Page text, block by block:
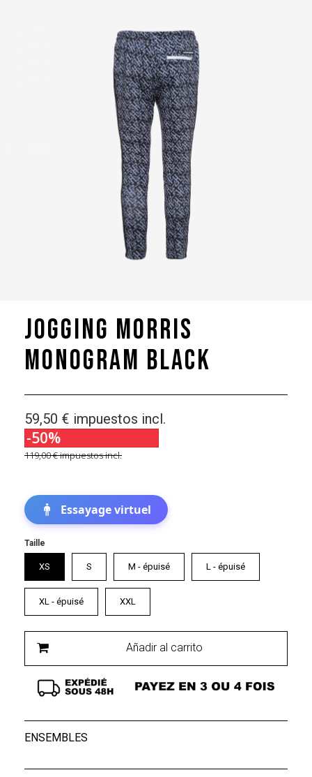
Jogging Morris
Monogram Black
59,50 € impuestos incl.
-50%
119,00 €impuestos incl.
Essayage virtuel
Taille
XS S M - épuisé L - épuisé
XL - épuisé XXL
Añadir al carrito
ENSEMBLES